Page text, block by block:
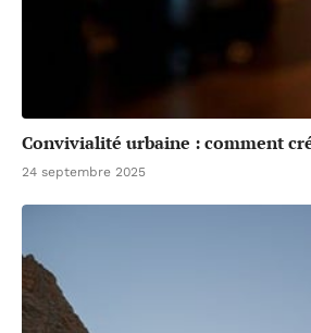
Convivialité urbaine : comment
24 septembre 2025